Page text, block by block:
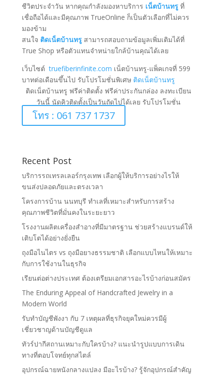
ชีวิตประจำวัน หากคุณกำลังมองหาบริการ เน็ตบ้านทรูที่
เชื่อถือได้และมีคุณภาพ TrueOnline ก็เป็นตัวเลือกที่ไม่ควร
มองข้าม
สนใจ ติดเน็ตบ้านทรูสามารถสอบถามข้อมูลเพิ่มเติมได้ที่
True Shop หรือตัวแทนจำหน่ายใกล้บ้านคุณได้เลย
เว็บไซต์truefiberinfinite.com เน็ตบ้านทรู-แพ็คเกจที่ 599
บาทต่อเดือนขึ้นไป รับโปรโมชั่นพิเศษ ติดเน็ตบ้านทรู
ติดเน็ตบ้านทรู ฟรีค่าติดตั้ง ฟรีค่าประกันกล่อง ลงทะเบียน
วันนี้ นัดคิวติดตั้งเป็นวันถัดไปได้เลย รับโปรโมชั่น
โทร : 061 737 1737
Recent Post
บริการรถเทรลเลอร์กรุงเทพ เลือกผู้ให้บริการอย่างไรให้
ขนส่งปลอดภัยและตรงเวลา
โครงการบ้าน นนทบุรี ทำเลที่เหมาะสำหรับการสร้าง
คุณภาพชีวิตที่มั่นคงในระยะยาว
โรงงานผลิตเครื่องสำอางที่มีมาตรฐาน ช่วยสร้างแบรนด์ให้
เติบโตได้อย่างยั่งยืน
ถุงมือไนไตร vs ถุงมือยางธรรมชาติ เลือกแบบไหนให้เหมาะ
กับการใช้งานในธุรกิจ
เรียนต่อต่างประเทศ ต้องเตรียมเอกสารอะไรบ้างก่อนสมัคร
The Enduring Appeal of Handcrafted Jewelry in a
Modern World
รับทำบัญชีพังงา กับ 7 เหตุผลที่ธุรกิจยุคใหม่ควรมีผู้
เชี่ยวชาญด้านบัญชีดูแล
ทัวร์ปากีสถานเหมาะกับใครบ้าง? แนะนำรูปแบบการเดิน
ทางที่ตอบโจทย์ทุกสไตล์
อุปกรณ์ฉายหนังกลางแปลง มีอะไรบ้าง? รู้จักอุปกรณ์สำคัญ